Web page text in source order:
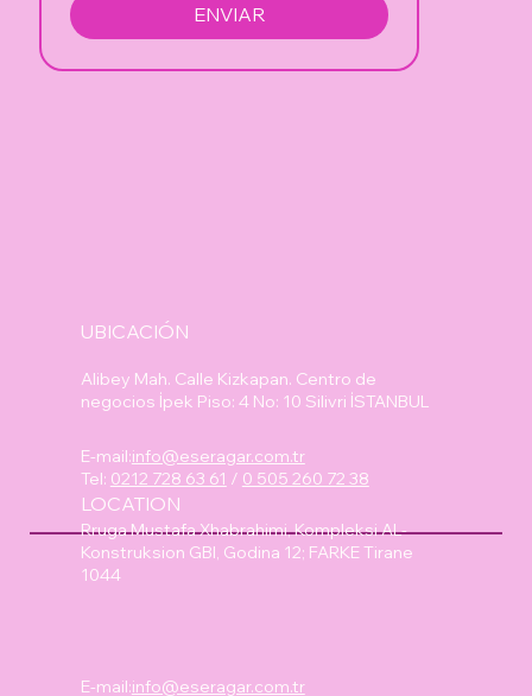
UBICACIÓN
Alibey Mah. Calle Kizkapan. Centro de
negocios İpek Piso: 4 No: 10 Silivri İSTANBUL
E-mail:info@eseragar.com.tr
Tel: 0212 728 63 61 / 0 505 260 72 38
LOCATION
Rruga Mustafa Xhabrahimi, Kompleksi AL-
Konstruksion GBI, Godina 12; FARKE Tirane
1044
E-mail:info@eseragar.com.tr
ENVIAR